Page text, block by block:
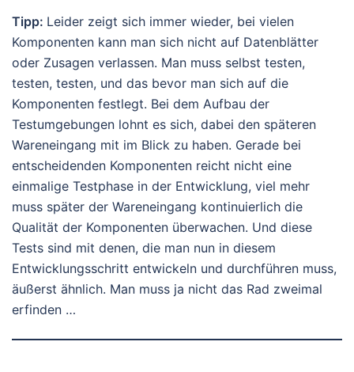
Tipp: Leider zeigt sich immer wieder, bei vielen
Komponenten kann man sich nicht auf Datenblätter
oder Zusagen verlassen. Man muss selbst testen,
testen, testen, und das bevor man sich auf die
Komponenten festlegt. Bei dem Aufbau der
Testumgebungen lohnt es sich, dabei den späteren
Wareneingang mit im Blick zu haben. Gerade bei
entscheidenden Komponenten reicht nicht eine
einmalige Testphase in der Entwicklung, viel mehr
muss später der Wareneingang kontinuierlich die
Qualität der Komponenten überwachen. Und diese
Tests sind mit denen, die man nun in diesem
Entwicklungsschritt entwickeln und durchführen muss,
äußerst ähnlich. Man muss ja nicht das Rad zweimal
erfinden …